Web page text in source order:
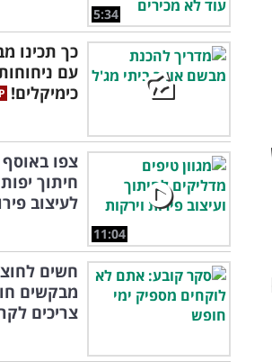
5:34
כך תכינו
עם
כימיקלים!
11:04
צפו
חיתוך
לעיצוב
חשים
מבקשים
צריכים